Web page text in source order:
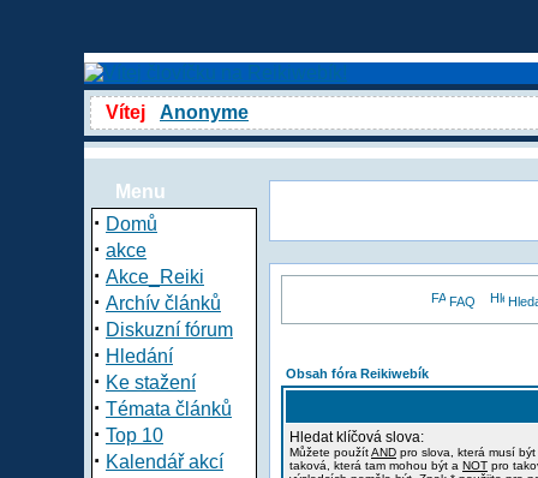
Vítej Anonyme
Menu
· Domů
· akce
· Akce_Reiki
· Archív článků
· Diskuzní fórum
· Hledání
· Ke stažení
· Témata článků
· Top 10
· Kalendář akcí
FAQ
Obsah fóra Reikiwebík
Hledat klíčová slova:
Můžete použítAND pro slova, která musí
taková, která tam mohou být a NOT pro